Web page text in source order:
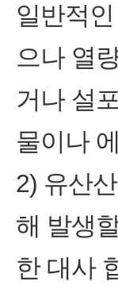
일반적
으나 열
거나 설
물이나
2) 유산
해 발생
한 대사